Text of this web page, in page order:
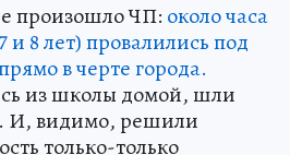
произошло ЧП: около часа
и 8 лет) провалились под
в черте города.
из школы домой, шли
И, видимо, решили
только-только